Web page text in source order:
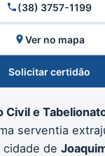
(38) 3757-1199
Ver no mapa
Solicitar certidão
Civil e
serventia
cidade de